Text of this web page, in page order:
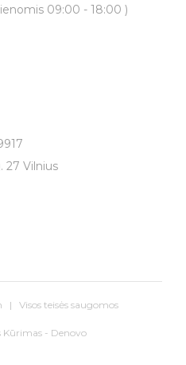
09:00 - 18:00 )
27 Vilnius
| Visos teisės saugomos
Kūrimas - Denovo